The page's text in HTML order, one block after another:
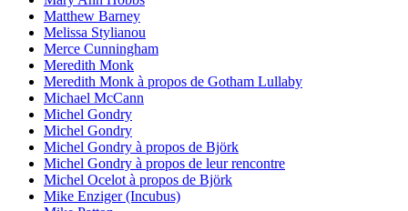
Matthew Barney
Melissa Stylianou
Merce Cunningham
Meredith Monk
Meredith Monk à propos de Gotham Lullaby
Michael McCann
Michel Gondry
Michel Gondry
Michel Gondry à propos de Björk
Michel Gondry à propos de leur rencontre
Michel Ocelot à propos de Björk
Mike Enziger (Incubus)